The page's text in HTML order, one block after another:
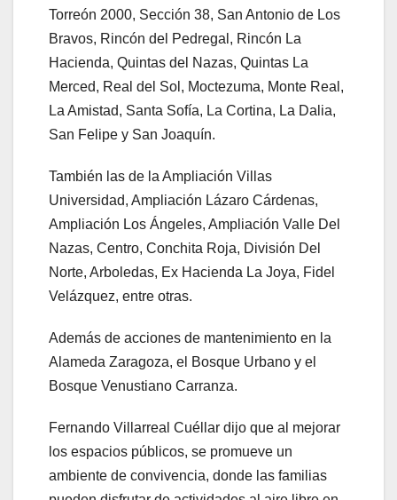
Torreón 2000, Sección 38, San Antonio de Los
Bravos, Rincón del Pedregal, Rincón La
Hacienda, Quintas del Nazas, Quintas La
Merced, Real del Sol, Moctezuma, Monte Real,
La Amistad, Santa Sofía, La Cortina, La Dalia,
San Felipe y San Joaquín.
También las de la Ampliación Villas
Universidad, Ampliación Lázaro Cárdenas,
Ampliación Los Ángeles, Ampliación Valle Del
Nazas, Centro, Conchita Roja, División Del
Norte, Arboledas, Ex Hacienda La Joya, Fidel
Velázquez, entre otras.
Además de acciones de mantenimiento en la
Alameda Zaragoza, el Bosque Urbano y el
Bosque Venustiano Carranza.
Fernando Villarreal Cuéllar dijo que al mejorar
los espacios públicos, se promueve un
ambiente de convivencia, donde las familias